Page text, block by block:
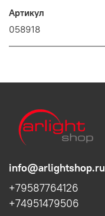
Артикул
058918
info@arlightshop.ru
+79587764126
+74951479506